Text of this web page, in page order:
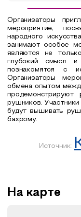
Организаторы
мероприятие,
народного
занимают особое
являются не
глубокий смысл и
познакомятся с
Организаторы
обмена опытом
продемонстрируют
рушников.
будут вышивать
бахрому.
Источник:
На карте